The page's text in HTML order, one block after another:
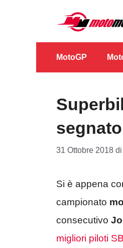
contenuto
MotoGP
31 Ottobre 2018 di
Si è appena
campionato
consecutivo
migliori piloti